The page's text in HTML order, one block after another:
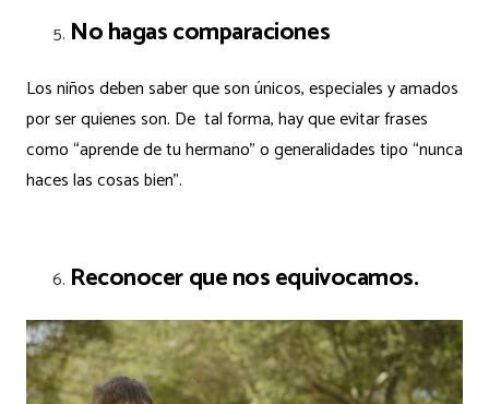
No hagas comparaciones
Los niños deben saber que son únicos, especiales y amados
por ser quienes son. De tal forma, hay que evitar frases
como “aprende de tu hermano” o generalidades tipo “nunca
haces las cosas bien”.
Reconocer que nos equivocamos.